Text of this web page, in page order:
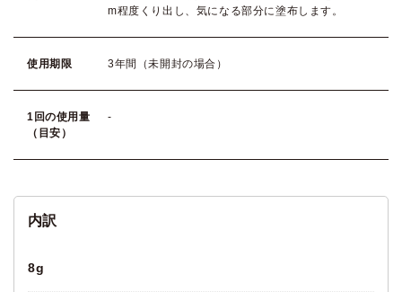
m程度くり出し、気になる部分に塗布します。
使用期限 3年間（未開封の場合）
1回の使用量
（目安）
-
8g